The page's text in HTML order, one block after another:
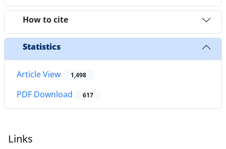
How to cite
Statistics
Article View 1,498
PDF Download 617
Links